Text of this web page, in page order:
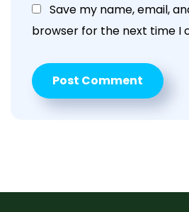
Save my name, email,
browser for the next time I